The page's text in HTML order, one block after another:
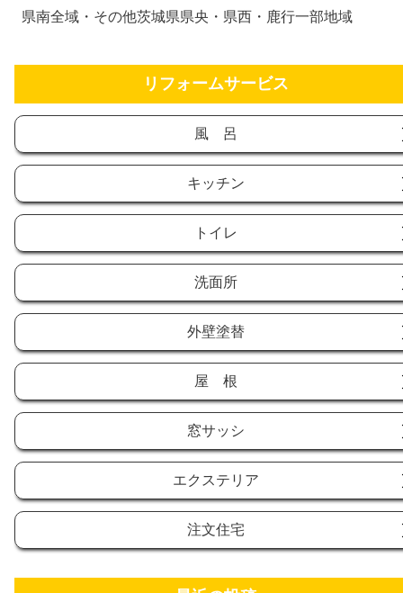
県南全域・その他茨城県県央・県西・鹿行一部地域
リフォームサービス
風 呂
キッチン
トイレ
洗面所
外壁塗替
屋 根
窓サッシ
エクステリア
注文住宅